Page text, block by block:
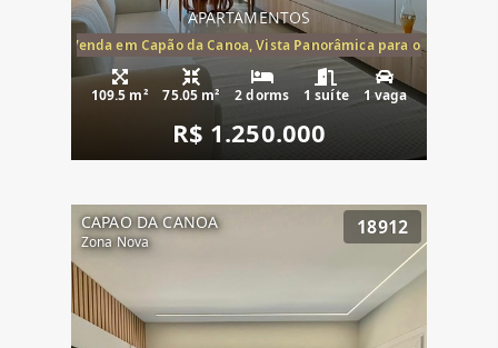
APARTAMENTOS
Mar à Venda em Capão da Canoa, Vista Panorâmica para o Mar, 2
109.5 m² 75.05 m² 2 dorms 1 suíte 1 vaga
R$ 1.250.000
CAPAO DA CANOA
Zona Nova
18912